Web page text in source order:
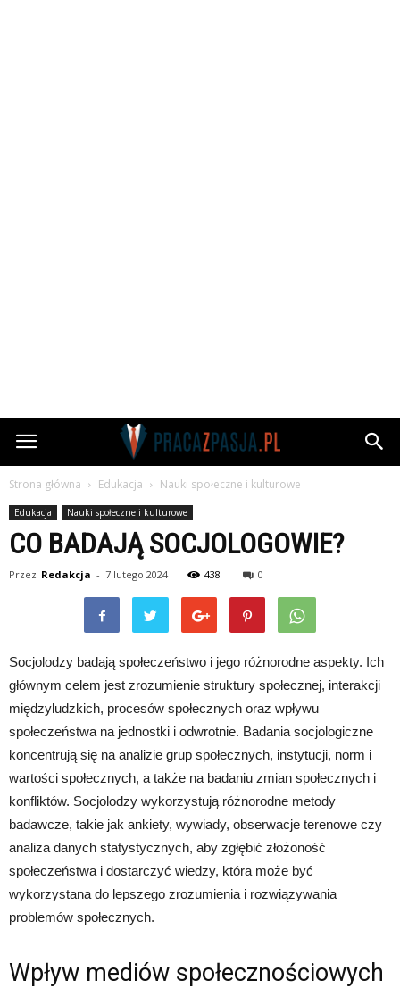
Pracazpasja.pl
Strona główna Edukacja Nauki społeczne i kulturowe
Edukacja Nauki społeczne i kulturowe
CO BADAJĄ SOCJOLOGOWIE?
Przez Redakcja - 7 lutego 2024 438 0
Socjolodzy badają społeczeństwo i jego różnorodne aspekty. Ich
głównym celem jest zrozumienie struktury społecznej, interakcji
międzyludzkich, procesów społecznych oraz wpływu
społeczeństwa na jednostki i odwrotnie. Badania socjologiczne
koncentrują się na analizie grup społecznych, instytucji, norm i
wartości społecznych, a także na badaniu zmian społecznych i
konfliktów. Socjolodzy wykorzystują różnorodne metody
badawcze, takie jak ankiety, wywiady, obserwacje terenowe czy
analiza danych statystycznych, aby zgłębić złożoność
społeczeństwa i dostarczyć wiedzy, która może być
wykorzystana do lepszego zrozumienia i rozwiązywania
problemów społecznych.
Wpływ mediów społecznościowych